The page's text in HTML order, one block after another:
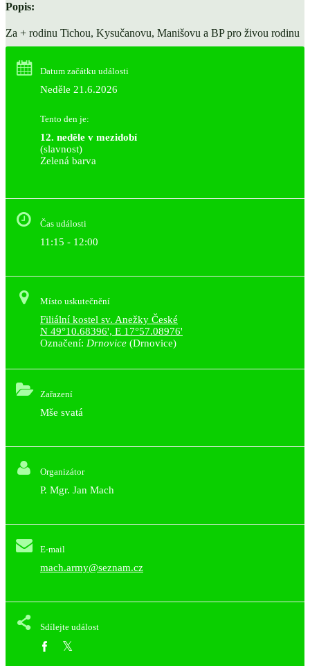
Popis:
Za + rodinu Tichou, Kysučanovu, Manišovu a BP pro živou rodinu
Datum začátku události
Neděle 21.6.2026
Tento den je:
12. neděle v mezidobí
(slavnost)
Zelená barva
Čas události
11:15 - 12:00
Místo uskutečnění
Filiální kostel sv. Anežky České
N 49°10.68396', E 17°57.08976'
Označení: Drnovice (Drnovice)
Zařazení
Mše svatá
Organizátor
P. Mgr. Jan Mach
E-mail
mach.army@seznam.cz
Sdílejte událost